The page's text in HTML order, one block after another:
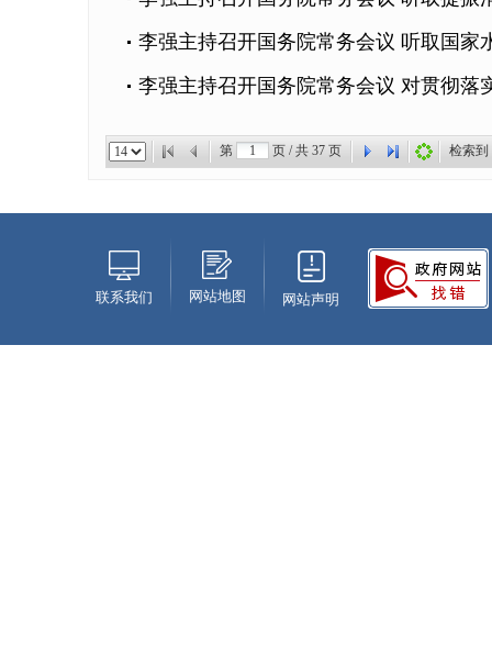
李强主持召开国务院常务会议 听取国家
李强主持召开国务院常务会议 对贯彻落
第 页 / 共 37 页 检索到
联系我们 网站地图 网站声明